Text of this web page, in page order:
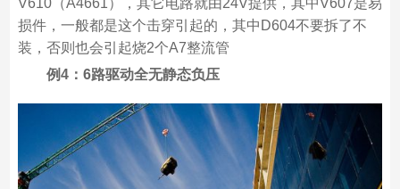
损件，一般都是这个击穿引起的，其中D604不要拆了不
装，否则也会引起烧2个A7整流管
例4：6路驱动全无静态负压